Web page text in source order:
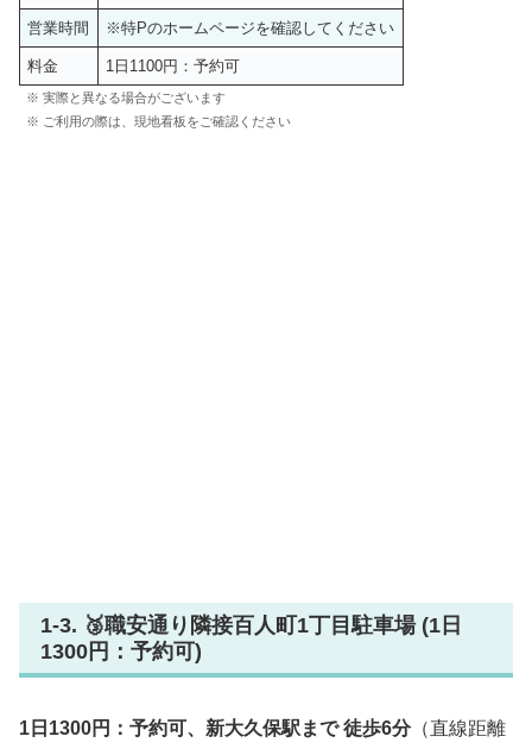
営業時間 ※特Pのホームページを確認してください
料金 1日1100円：予約可
※ 実際と異なる場合がございます
※ ご利用の際は、現地看板をご確認ください
1-3. 🥉職安通り隣接百人町1丁目駐車場 (1日
1300円：予約可)
1日1300円：予約可、新大久保駅まで 徒歩6分（直線距離